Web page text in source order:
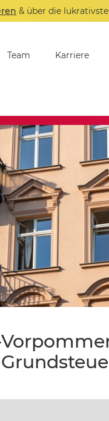
& über die
Team Karriere